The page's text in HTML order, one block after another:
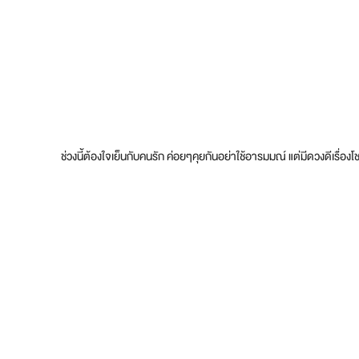
ช่วงนี้ต้องใจเย็นกับคนรัก ค่อยๆคุยกันอย่าใช้อารมมณ์ แต่มีดวงดีเรื่องโ